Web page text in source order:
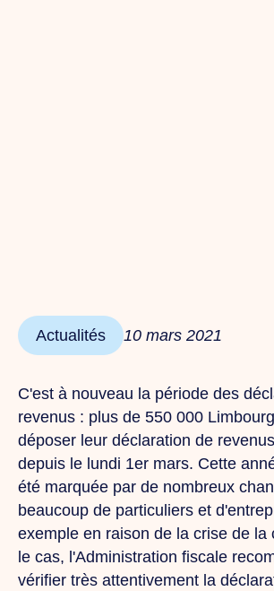
Actualités 10 mars 2021
C'est à nouveau la période des
revenus : plus de 550 000
déposer leur déclaration de
depuis le lundi 1er mars. Cette
été marquée par de nombreux
beaucoup de particuliers et
exemple en raison de la crise de la
le cas, l'Administration fiscale
vérifier très attentivement la